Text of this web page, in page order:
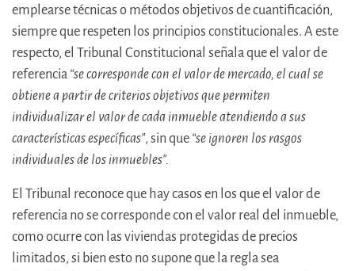
emplearse técnicas o métodos objetivos de cuantificación,
siempre que respeten los principios constitucionales. A este
respecto, el Tribunal Constitucional señala que el valor de
referencia “se corresponde con el valor de mercado, el cual se
obtiene a partir de criterios objetivos que permiten
individualizar el valor de cada inmueble atendiendo a sus
características específicas", sin que “se ignoren los rasgos
individuales de los inmuebles".
El Tribunal reconoce que hay casos en los que el valor de
referencia no se corresponde con el valor real del inmueble,
como ocurre con las viviendas protegidas de precios
limitados, si bien esto no supone que la regla sea